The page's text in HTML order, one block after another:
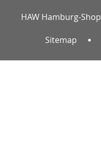
HAW Hamburg-Shop
Sitemap